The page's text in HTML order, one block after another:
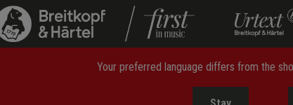
— キャンセル用フォ
Your preferred language differs from the